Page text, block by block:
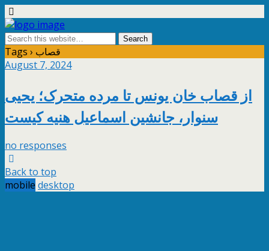
Tags › قصاب
August 7, 2024
از قصاب خان یونس تا مرده متحرک؛ یحیی
سنوار، جانشین اسماعیل هنیه کیست
no responses
Back to top
mobile desktop